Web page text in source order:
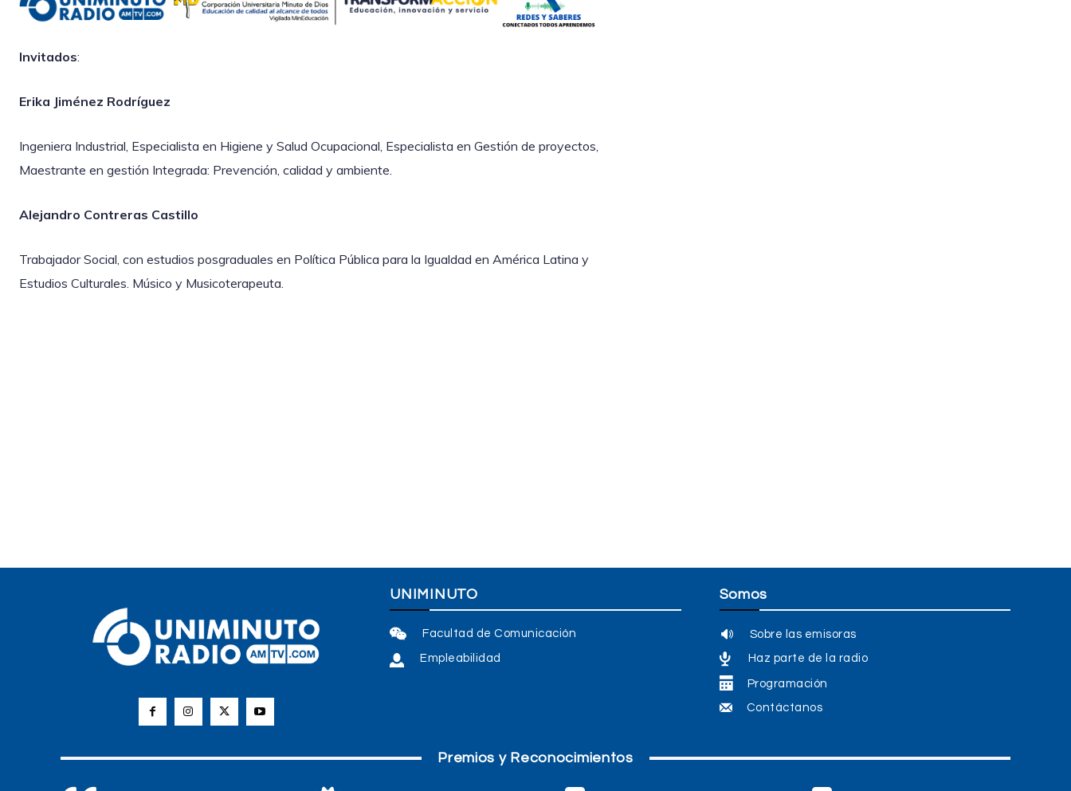
Invitados:
Erika Jiménez Rodríguez
Ingeniera Industrial, Especialista en Higiene y Salud Ocupacional, Especialista en Gestión de proyectos,
Maestrante en gestión Integrada: Prevención, calidad y ambiente.
Alejandro Contreras Castillo
Trabajador Social, con estudios posgraduales en Política Pública para la Igualdad en América Latina y
Estudios Culturales. Músico y Musicoterapeuta.
UNIMINUTO
Facultad de Comunicación
Empleabilidad
Somos
Sobre las emisoras
Haz parte de la radio
Programación
Contáctanos
Premios y Reconocimientos